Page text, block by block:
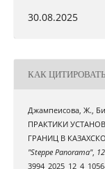
30.08.2025
КАК ЦИТИРОВАТЬ
Джампеисова, Ж.,
ПРАКТИКИ
ГРАНИЦ В
"Steppe Panorama", 12